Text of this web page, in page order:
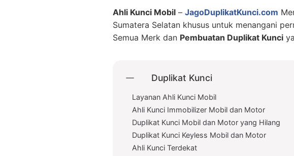
Ahli Kunci Mobil – JagoDuplikatKunci.com
Sumatera Selatan khusus untuk menangani
Semua Merk dan Pembuatan Duplikat Kunci
Duplikat Kunci
Layanan Ahli Kunci Mobil
Ahli Kunci Immobilizer Mobil dan Motor
Duplikat Kunci Mobil dan Motor yang Hilang
Duplikat Kunci Keyless Mobil dan Motor
Ahli Kunci Terdekat